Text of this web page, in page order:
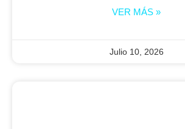
VER MÁS »
Julio 10, 2026